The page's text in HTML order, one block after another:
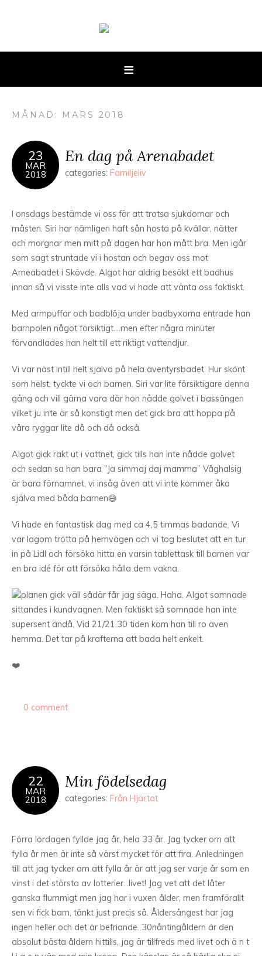
MÅNAD: MARS 2018
23
MAR
2018
En dag på Arenabadet
categories: Familjeliv
I onsdags bestämde vi oss för att trotsa sjukdomar och
måsten. Siri har nämligen haft sån hosta på kvällar, nätter
och morgnar men mitt på dagen har hon mått bra. Men igår
som sagt struntade vi i hostan och begav oss mot
Arneabadet i Skövde. Algot har aldrig besökt ett badhus
innan så vi visste inte alls vad vi hade att vänta oss faktiskt.
Med armpuffar och badblöja under badbyxorna entrade han
barnpolen något försiktigt….men efter några minuter
förvandlades han helt till ett riktigt vattendjur.
Vi var näst intill helt själva på hela äventyrsbadet. Hur skönt
som helst, tyckte vi och barnen. Siri var lite försiktigare denna
gång och vill gärna vara där hon nådde golvet i bassängen
vilket ju inte är så konstigt men det gick bra att hoppa på
våra ryggar lite då och då också.
Algot gick rakt ut i vattnet, gick tills han inte nådde golvet
och sedan sa han bara ”Ja simmaj daj mamma” Våghalsig
är bara förnamnet, vi insåg även att vi inte kommer åka
själva med båda barnen😅
Vi hade en fantastisk dag med ca 4,5 timmas badande. Vi
var lagom trötta på hemvägen och vi tog beslutet att en tur
in på Lidl och försöka hitta en varsin tablettask till barnen var
en bra idé för att försöka hålla dem vakna.
planen gick väll sådär får jag säga. Haha. Algot somnade
sittandes i kundvagnen. Men faktiskt så somnade han inte
supersent ändå. Vid 21/21.30 tiden kom han till ro även
hemma. Det tar på krafterna att bada helt enkelt.
❤️
0 comment
22
MAR
2018
Min födelsedag
categories: Från Hjärtat
Förra lördagen fyllde jag år, hela 33 år. Jag tycker om att
fylla år men är inte så värst mycket för att fira. Anledningen
till att jag tycker om att fylla år är att jag ser varje år som en
vinst i det största av lotterier…livet! Jag vet att det låter
ganska flummigt men jag har i vuxen ålder, men framförallt
sen vi fick barn, tänkt just precis så. Åldersångest har jag
ingen heller och det är befriande. 30nåntingåldern är den
absolut bästa åldern hittills, jag är tillfreds med livet och ä n t